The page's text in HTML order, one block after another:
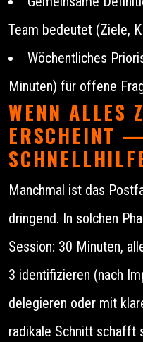
Team bedeutet (Ziele,
Wöchentliches
Minuten) für offene
WENN ALLES
ERSCHEINT
Manchmal ist das
dringend. In solchen
Session: 30 Minuten,
3 identifizieren (nach
delegieren oder mit
radikale Schnitt schafft